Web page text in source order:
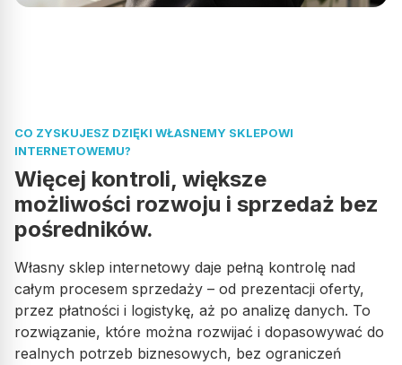
CO ZYSKUJESZ DZIĘKI WŁASNEMY SKLEPOWI
INTERNETOWEMU?
Więcej kontroli, większe
możliwości rozwoju i sprzedaż bez
pośredników.
Własny sklep internetowy daje pełną kontrolę nad
całym procesem sprzedaży – od prezentacji oferty,
przez płatności i logistykę, aż po analizę danych. To
rozwiązanie, które można rozwijać i dopasowywać do
realnych potrzeb biznesowych, bez ograniczeń